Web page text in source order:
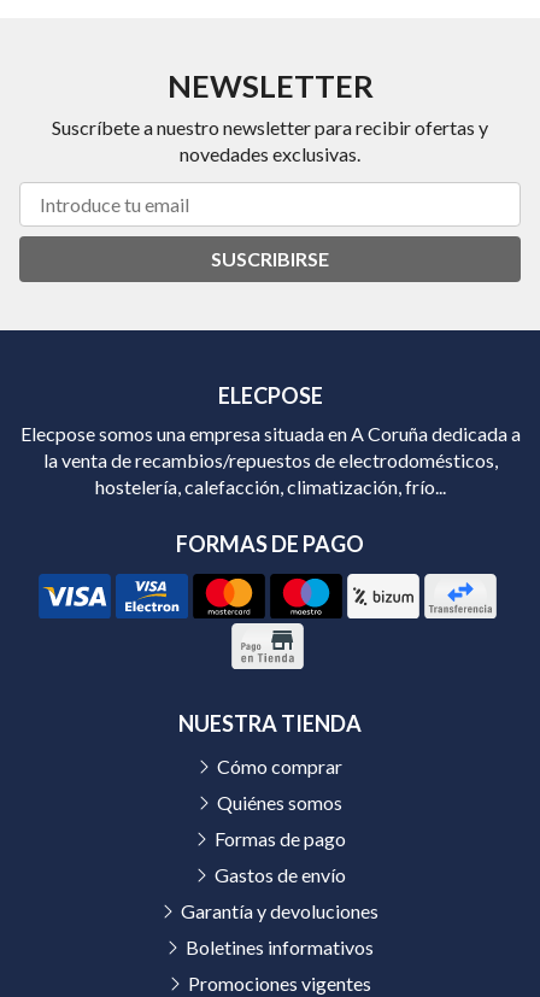
NEWSLETTER
Suscríbete a nuestro newsletter para recibir ofertas y
novedades exclusivas.
SUSCRIBIRSE
ELECPOSE
Elecpose somos una empresa situada en A Coruña dedicada a
la venta de recambios/repuestos de electrodomésticos,
hostelería, calefacción, climatización, frío...
FORMAS DE PAGO
NUESTRA TIENDA
Cómo comprar
Quiénes somos
Formas de pago
Gastos de envío
Garantía y devoluciones
Boletines informativos
Promociones vigentes